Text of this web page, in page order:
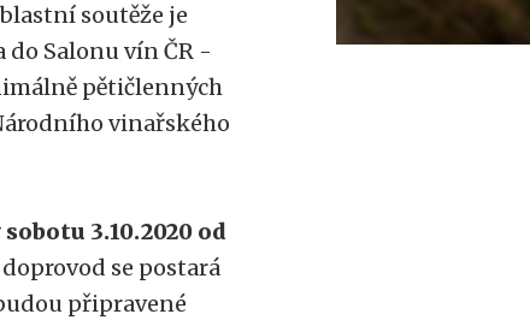
soutěže je
Salonu vín ČR -
pětičlenných
vinařského
3.10.2020 od
se postará
připravené